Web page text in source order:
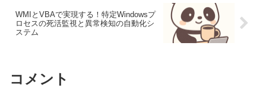
WMIとVBAで実現する！特定Windowsプ
ロセスの死活監視と異常検知の自動化シ
ステム
コメント